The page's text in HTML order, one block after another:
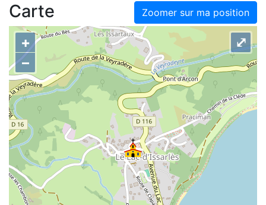
Zoomer sur ma position
Carte
+
–
⤢